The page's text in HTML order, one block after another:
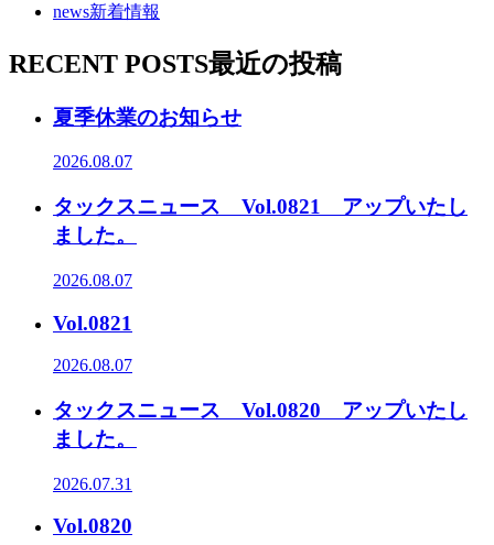
news新着情報
RECENT POSTS最近の投稿
夏季休業のお知らせ
2026.08.07
タックスニュース Vol.0821 アップいたし
ました。
2026.08.07
Vol.0821
2026.08.07
タックスニュース Vol.0820 アップいたし
ました。
2026.07.31
Vol.0820